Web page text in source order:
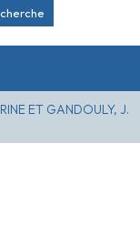
ET GANDOULY, J.